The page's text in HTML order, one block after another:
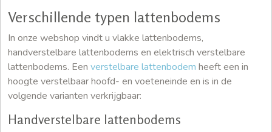
Verschillende typen lattenbodems
In onze webshop vindt u vlakke lattenbodems,
handverstelbare lattenbodems en elektrisch verstelbare
lattenbodems. Een verstelbare lattenbodem heeft een in
hoogte verstelbaar hoofd- en voeteneinde en is in de
volgende varianten verkrijgbaar:
Handverstelbare lattenbodems